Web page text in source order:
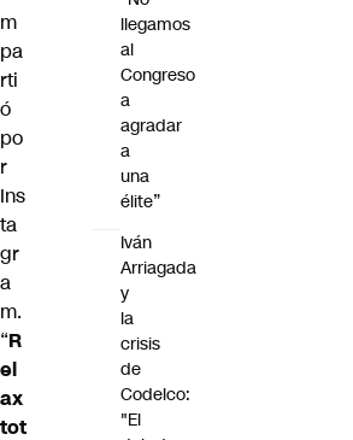
m
pa
rti
ó
po
r
Ins
ta
gr
a
m.
“R
el
ax
tot
llegamos
al
Congreso
a
agradar
a
una
élite”
Iván
Arriagada
y
la
crisis
de
Codelco:
"El